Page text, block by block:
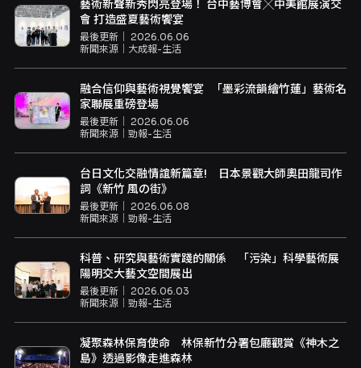
藝術新聲新秀閃亮登場！ 台中藝博會╳中美館展演交
會 打造盛夏藝術饗宴
最後更新｜ 2026.06.06
新聞來源｜ 大成報-生活
融合信仰與藝術視覺饗宴 「墨彩流韻繪竹蓮」藝術名
家聯展重磅登場
最後更新｜ 2026.06.06
新聞來源｜ 勁報-生活
台日文化交融情誼新篇章! 日本景觀大師奧田龍司作
詞《新竹 風の街》
最後更新｜ 2026.06.08
新聞來源｜ 勁報-生活
科普、研究與藝術實踐的關係 「污染」科學藝術展
陽明交大藝文空間展出
最後更新｜ 2026.06.03
新聞來源｜ 勁報-生活
凝聚森林保育使命 林保新竹分署包廳觀賞《神木之
島》透過影像走進森林